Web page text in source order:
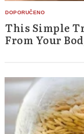
This Simple
From Your